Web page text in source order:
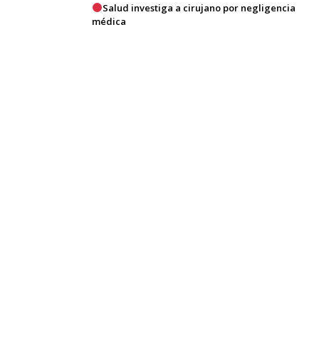
Salud investiga a cirujano por negligencia
médica